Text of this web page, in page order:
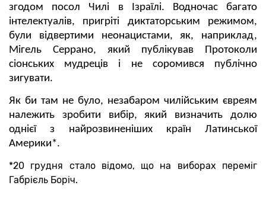
згодом посол Чилі в Ізраїлі. Водночас багато
інтелектуалів, пригріті диктаторським режимом,
були відвертими неонацистами, як, наприклад,
Мігель Серрано, який публікував Протоколи
сіонських мудреців і не соромився публічно
зигувати.
Як би там не було, незабаром чилійським євреям
належить зробити вибір, який визначить долю
однієї з найрозвиненіших країн Латинської
Америки*.
*20 грудня стало відомо, що на виборах переміг
Габрієль Боріч.